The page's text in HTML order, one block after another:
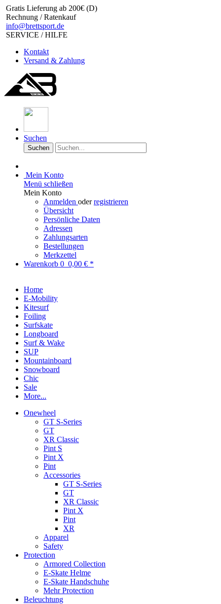
Gratis Lieferung ab 200€ (D)
Rechnung / Ratenkauf
info@brettsport.de
SERVICE / HILFE
Kontakt
Versand & Zahlung
Suchen
Suchen
Mein Konto
Menü schließen
Mein Konto
Anmelden oderregistrieren
Übersicht
Persönliche Daten
Adressen
Zahlungsarten
Bestellungen
Merkzettel
Warenkorb 0 0,00 € *
Home
E-Mobility
Kitesurf
Foiling
Surfskate
Longboard
Surf & Wake
SUP
Mountainboard
Snowboard
Chic
Sale
More...
Onewheel
GT S-Series
GT
XR Classic
Pint S
Pint X
Pint
Accessories
GT S-Series
GT
XR Classic
Pint X
Pint
XR
Apparel
Safety
Protection
Armored Collection
E-Skate Helme
E-Skate Handschuhe
Mehr Protection
Beleuchtung